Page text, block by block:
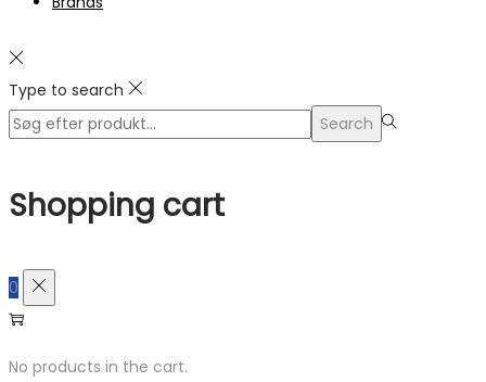
Type to search
Search
Search
Shopping cart
0
No products in the cart.